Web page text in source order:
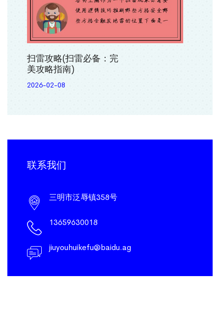
扫雷攻略(扫雷必备：完
美攻略指南)
2026-02-08
联系我们
三明市泛辱镇358号
13659630018
jiuyouhuikefu@baidu.ag